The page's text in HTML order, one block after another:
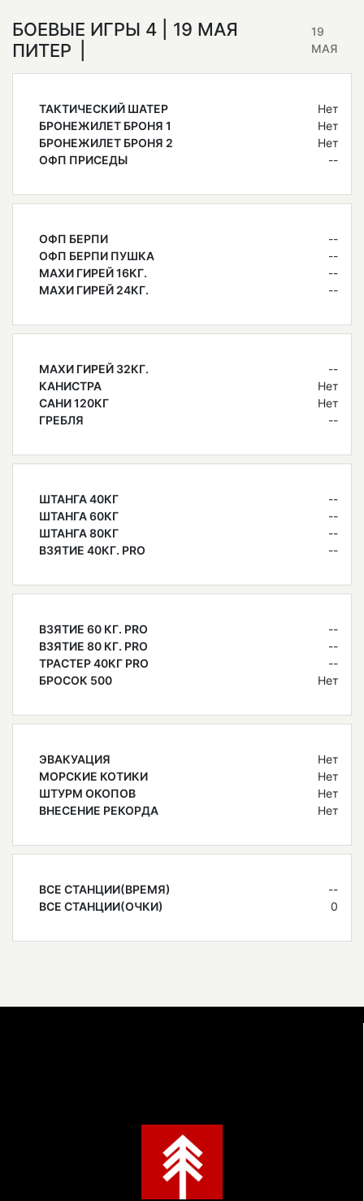
БОЕВЫЕ ИГРЫ 4 | 19 МАЯ
ПИТЕР
19
МАЯ
ТАКТИЧЕСКИЙ ШАТЕР
Нет
БРОНЕЖИЛЕТ БРОНЯ 1
Нет
БРОНЕЖИЛЕТ БРОНЯ 2
Нет
ОФП ПРИСЕДЫ
--
ОФП БЕРПИ
--
ОФП БЕРПИ ПУШКА
--
МАХИ ГИРЕЙ 16КГ.
--
МАХИ ГИРЕЙ 24КГ.
--
МАХИ ГИРЕЙ 32КГ.
--
КАНИСТРА
Нет
САНИ 120КГ
Нет
ГРЕБЛЯ
--
ШТАНГА 40КГ
--
ШТАНГА 60КГ
--
ШТАНГА 80КГ
--
ВЗЯТИЕ 40КГ. PRO
--
ВЗЯТИЕ 60 КГ. PRO
--
ВЗЯТИЕ 80 КГ. PRO
--
ТРАСТЕР 40КГ PRO
--
БРОСОК 500
Нет
ЭВАКУАЦИЯ
Нет
МОРСКИЕ КОТИКИ
Нет
ШТУРМ ОКОПОВ
Нет
ВНЕСЕНИЕ РЕКОРДА
Нет
ВСЕ СТАНЦИИ(ВРЕМЯ)
--
ВСЕ СТАНЦИИ(ОЧКИ)
0